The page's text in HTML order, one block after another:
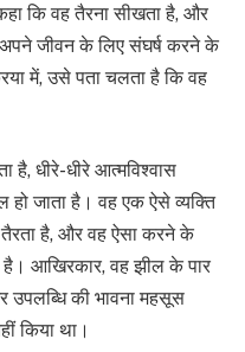
कि वह तैरना सीखता है, और
जीवन के लिए संघर्ष करने के
में, उसे पता चलता है कि वह
धीरे-धीरे आत्मविश्वास
जाता है। वह एक ऐसे व्यक्ति
है, और वह ऐसा करने के
है। आखिरकार, वह झील के पार
उपलब्धि की भावना महसूस
किया था।